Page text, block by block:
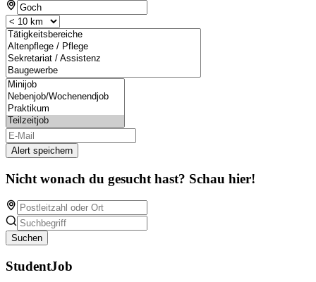
Alert speichern
Nicht wonach du gesucht hast? Schau hier!
Suchen
StudentJob